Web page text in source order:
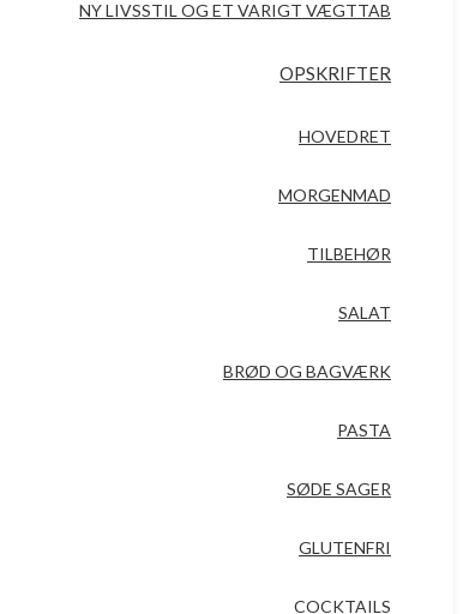
NY LIVSSTIL OG ET VARIGT VÆGTTAB
OPSKRIFTER
HOVEDRET
MORGENMAD
TILBEHØR
SALAT
BRØD OG BAGVÆRK
PASTA
SØDE SAGER
GLUTENFRI
COCKTAILS